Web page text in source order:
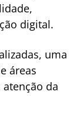
digital.
uma
áreas
da